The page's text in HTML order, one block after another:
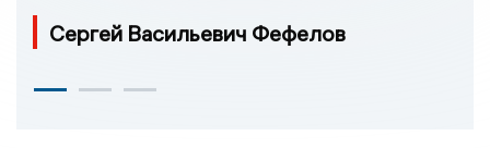
Сергей Васильевич Фефелов